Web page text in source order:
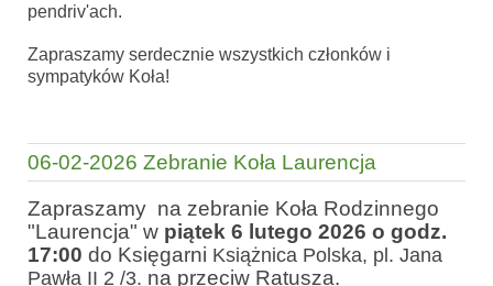
pendriv'ach.
Zapraszamy serdecznie wszystkich członków i
sympatyków Koła!
06-02-2026 Zebranie Koła Laurencja
Zapraszamy na zebranie Koła Rodzinnego
"Laurencja" w piątek 6 lutego 2026 o godz.
17:00 do Księgarni Książnica Polska, pl. Jana
Pawła II 2 /3. na przeciw Ratusza.